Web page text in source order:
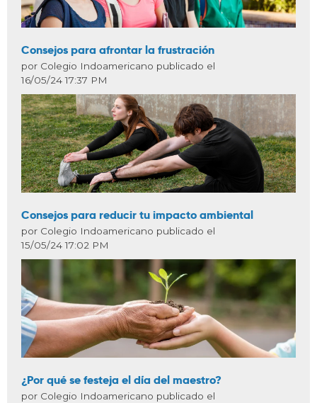
Consejos para afrontar la frustración
por Colegio Indoamericano publicado el
16/05/24 17:37 PM
Consejos para reducir tu impacto ambiental
por Colegio Indoamericano publicado el
15/05/24 17:02 PM
¿Por qué se festeja el día del maestro?
por Colegio Indoamericano publicado el